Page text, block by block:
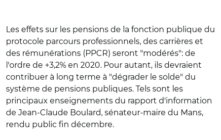
Les effets sur les pensions de la fonction publique du
protocole parcours professionnels, des carrières et
des rémunérations (PPCR) seront "modérés": de
l'ordre de +3,2% en 2020. Pour autant, ils devraient
contribuer à long terme à "dégrader le solde" du
système de pensions publiques. Tels sont les
principaux enseignements du rapport d'information
de Jean-Claude Boulard, sénateur-maire du Mans,
rendu public fin décembre.